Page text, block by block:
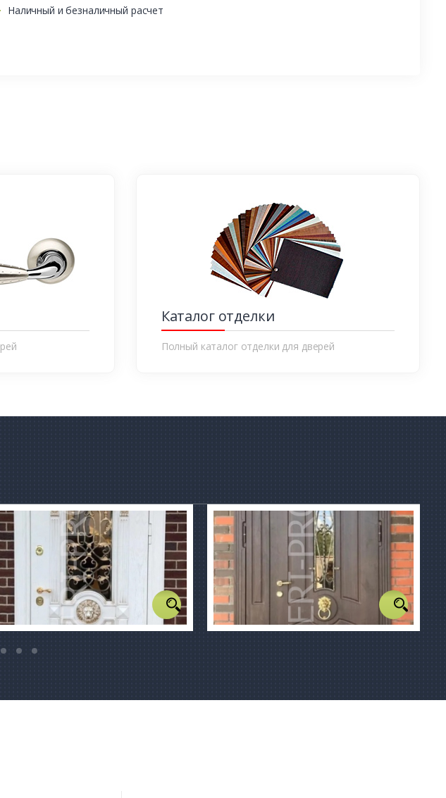
Наличный и безналичный расчет
Каталог отделки
Полный каталог отделки для дверей